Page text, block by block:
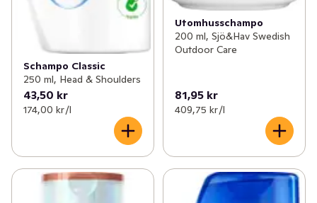
Schampo Classic
250 ml, Head & Shoulders
43,50 kr
174,00 kr /l
Utomhusschampo
200 ml, Sjö&Hav Swedish
Outdoor Care
81,95 kr
409,75 kr /l